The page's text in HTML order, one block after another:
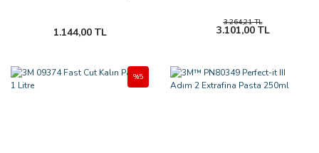
1.144,00 TL
3.264,21 TL
3.101,00 TL
%5